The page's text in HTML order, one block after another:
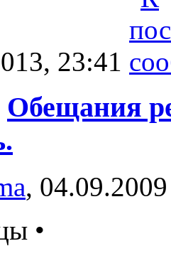
23:41
Обещания
,
•